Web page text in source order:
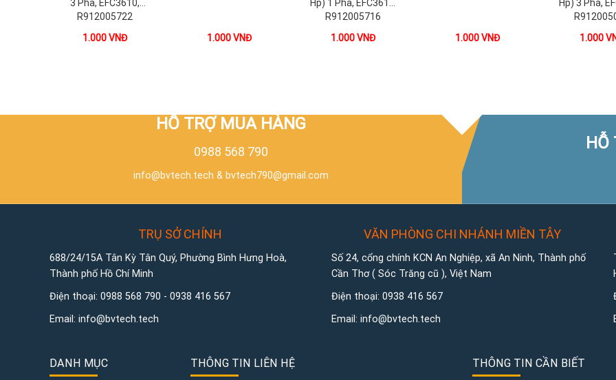
3 Pha, EFC3610,
R912005722
1.000VNĐ 1.000VNĐ
Hp) 1 Pha, EFC3610,
R912005716
1.000VNĐ 1.000VNĐ
Hp) 3 Pha,
1.000
HỖ TRỢ MUA HÀNG
0988 568 790
info@bvtech.tech & bvtech790@gmail.com
HỖ
TRỤ SỞ CHÍNH
688/24/15A Tân Kỳ Tân Quý, Phường Bình Hưng Hoà,
Thành phố Hồ Chí Minh
Điện thoại: 0988 568 790 - 0938 416 567
Email: info@bvtech.tech
VĂN PHÒNG CHI NHÁNH MIỀN TÂY
Số 24, cổng chính KCN An Nghiệp, xã An Ninh, Thành phố
Cần Thơ ( Sóc Trăng cũ ), Việt Nam
Điện thoại: 0938 416 567
Email: info@bvtech.tech
DANH MỤC THÔNG TIN LIÊN HỆ THÔNG TIN CẦN BIẾT